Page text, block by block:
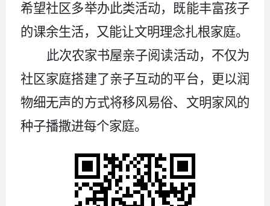
希望社区多举办此类活动，既能丰富孩子
的课余生活，又能让文明理念扎根家庭。
此次农家书屋亲子阅读活动，不仅为
社区家庭搭建了亲子互动的平台，更以润
物细无声的方式将移风易俗、文明家风的
种子播撒进每个家庭。